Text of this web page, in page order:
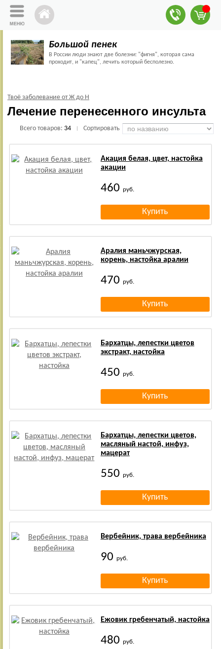
Большой пенек
В России люди знают две болезни: "фигня", которая сама
проходит, и "капец", лечить который бесполезно.
Твоё заболевание от Ж до Н
Лечение перенесенного инсульта
Всего товаров: 34 Сортировать
Акация белая, цвет, настойка
акации
460 руб.
Аралия маньчжурская,
корень, настойка аралии
470 руб.
Бархатцы, лепестки цветов
экстракт, настойка
450 руб.
Бархатцы, лепестки цветов,
масляный настой, инфуз,
мацерат
550 руб.
Вербейник, трава вербейника
90 руб.
Ежовик гребенчатый, настойка
480 руб.